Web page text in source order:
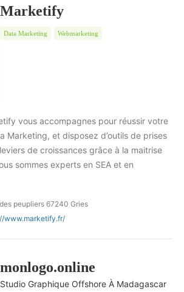
Marketify
Data Marketing Webmarketing
vous accompagnes pour réussir votre
Marketing, et disposez d’outils de prises
de croissances grâce à la maitrise
sommes experts en SEA et en
peupliers 67240 Gries
www.marketify.fr/
monlogo.online
Studio Graphique Offshore À Madagascar